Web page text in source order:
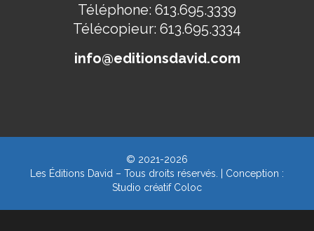
Téléphone: 613.695.3339
Télécopieur: 613.695.3334
info@editionsdavid.com
© 2021-2026
Les Éditions David – Tous droits réservés. | Conception :
Studio créatif Coloc